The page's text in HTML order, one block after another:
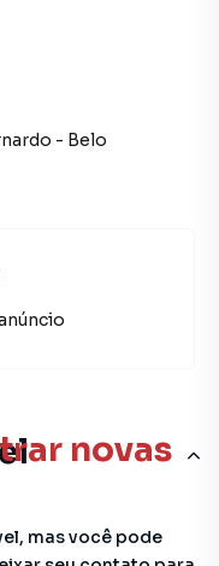
novas
mas você pode
- Belo